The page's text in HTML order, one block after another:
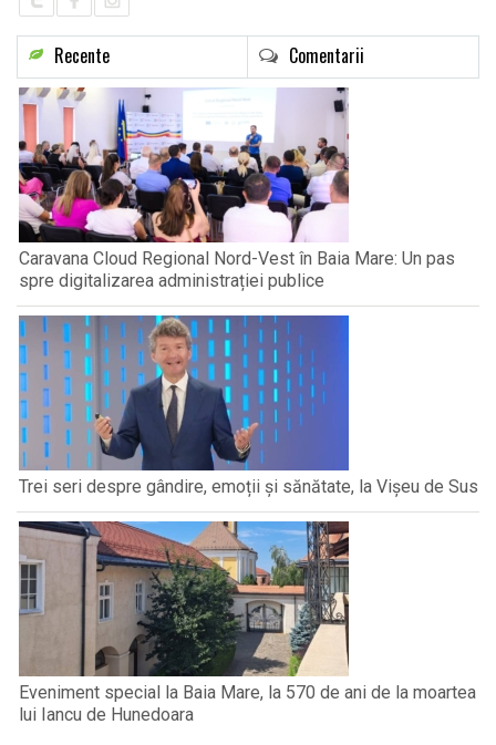
Recente Comentarii
Caravana Cloud Regional Nord-Vest în Baia Mare: Un pas
spre digitalizarea administrației publice
Trei seri despre gândire, emoții și sănătate, la Vișeu de Sus
Eveniment special la Baia Mare, la 570 de ani de la moartea
lui Iancu de Hunedoara